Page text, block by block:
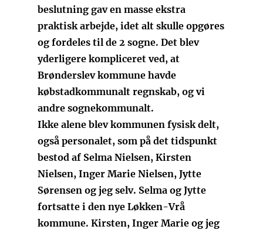
beslutning gav en masse ekstra
praktisk arbejde, idet alt skulle opgøres
og fordeles til de 2 sogne. Det blev
yderligere kompliceret ved, at
Brønderslev kommune havde
købstadkommunalt regnskab, og vi
andre sognekommunalt.
Ikke alene blev kommunen fysisk delt,
også personalet, som på det tidspunkt
bestod af Selma Nielsen, Kirsten
Nielsen, Inger Marie Nielsen, Jytte
Sørensen og jeg selv. Selma og Jytte
fortsatte i den nye Løkken-Vrå
kommune. Kirsten, Inger Marie og jeg